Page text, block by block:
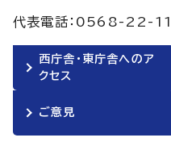
代表電話：0568-22-
西庁舎・東庁舎へのア
クセス
ご意見